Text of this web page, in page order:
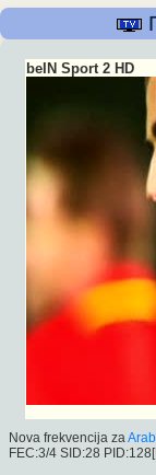
beIN Sport 2 HD
Nova frekvencija za
FEC:3/4 SID:28